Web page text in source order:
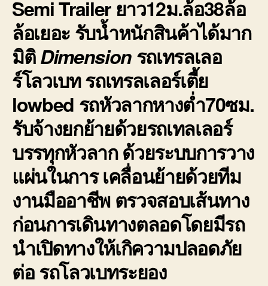
Semi Trailer ยาว12ม.ล้อ38ล้อ
ล้อเยอะ รับน้ำหนักสินค้าได้มาก
มิติDimensionรถเทรลเลอ
ร์โลวเบท รถเทรลเลอร์เตี้ย
lowbed รถหัวลากหางต่ำ70ซม.
รับจ้างยกย้ายด้วยรถเทลเลอร์
บรรทุกหัวลาก ด้วยระบบการวาง
แผ่นในการ เคลื่อนย้ายด้วยทีม
งานมืออาชีพ ตรวจสอบเส้นทาง
ก่อนการเดินทางตลอดโดยมีรถ
นำเปิดทางให้เกิความปลอดภัย
ต่อ รถโลวเบทระยอง